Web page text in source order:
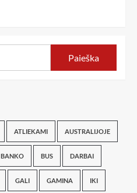
ATLIEKAMI AUSTRALIJOJE
BANKO BUS DARBAI
GALI GAMINA IKI